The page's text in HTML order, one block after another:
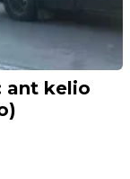
ant kelio